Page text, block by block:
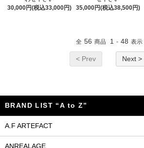
30,000円(税込33,000円)
35,000円(税込38,500円)
全 56 商品 1 - 48 表示
< Prev Next >
BRAND LIST “A to Z”
A.F ARTEFACT
ANREALAGE